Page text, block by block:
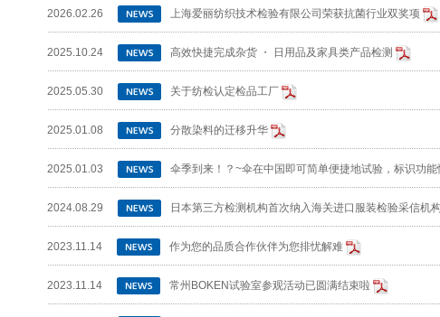
2026.02.26 上海爱丽纺织技术检验有限公司荣获抗菌行业双奖项
2025.10.24 高效快捷完成杂货 ・ 日用品及家具类产品检测
2025.05.30 关于纺检认定检品工厂
2025.01.08 分散染料的迁移升华
2025.01.03 伞季到来！？~伞在中国即可简单便捷地试验，标识功能
2024.08.29 日本第三方检测机构首次纳入海关进口服装检验采信机
2023.11.14 作为您的品质合作伙伴为您排忧解难
2023.11.14 常州BOKEN试验室参观活动已圆满结束啦